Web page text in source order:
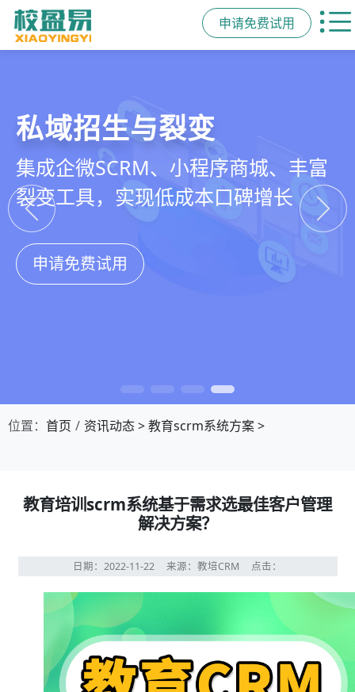
申请免费试用
教培行业CRM
以学员为中心，打通从引流、转化、
教学到复购转介绍的全生命周期增长
引擎
申请免费试用
智能销售漏斗
线索自动分配、标准化跟单、试听转
化分析，打造高绩效招生团队
申请免费试用
精细化客户运营
360°学员画像、自动化服务流程、智
能续费预警，深度挖掘学员长期价值
申请免费试用
私域招生与裂变
集成企微SCRM、小程序商城、丰富
裂变工具，实现低成本口碑增长
申请免费试用
位置： 首页 资讯动态>教育scrm系统方案>
教育培训scrm系统基于需求选最佳客户管理
解决方案？
日期：2022-11-22 来源：教培CRM 点击：